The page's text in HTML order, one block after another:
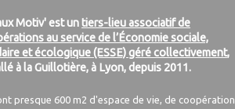
Motiv' est untiers-lieu associatif de
au service de l’Économie sociale,
et écologique (ESSE) géré collectivement,
à la Guillotière, à Lyon, depuis 2011.
presque 600 m2 d'espace de vie, de coopération